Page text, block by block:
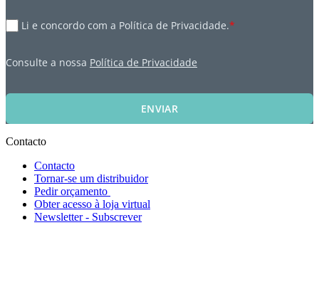
Li e concordo com a Política de Privacidade.*
Consulte a nossa Política de Privacidade
ENVIAR
Contacto
Contacto
Tornar-se um distribuidor
Pedir orçamento
Obter acesso à loja virtual
Newsletter - Subscrever